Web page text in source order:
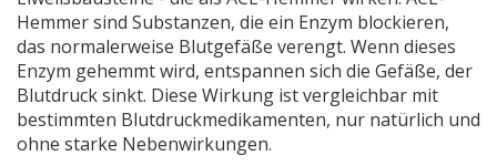
Hemmer sind Substanzen, die ein Enzym blockieren,
das normalerweise Blutgefäße verengt. Wenn dieses
Enzym gehemmt wird, entspannen sich die Gefäße, der
Blutdruck sinkt. Diese Wirkung ist vergleichbar mit
bestimmten Blutdruckmedikamenten, nur natürlich und
ohne starke Nebenwirkungen.